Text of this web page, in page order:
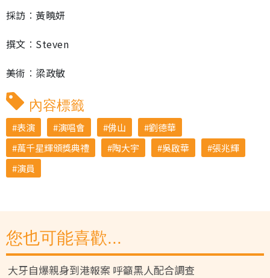
採訪︰黃曉妍
撰文︰Steven
美術︰梁政敏
內容標籤
表演 演唱會 佛山
劉德華
萬千星輝頒獎典禮
陶大宇 吳啟華
張兆輝
演員
您也可能喜歡...
大牙自爆親身到港報案 呼籲黑人配合調查